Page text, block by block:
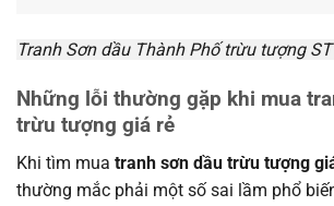
Tranh Sơn dầu Thành Phố trừu tượng
Những lỗi thường gặp khi mua
trừu tượng giá rẻ
Khi tìm mua tranh sơn dầu trừu tượng
thường mắc phải một số sai lầm phổ